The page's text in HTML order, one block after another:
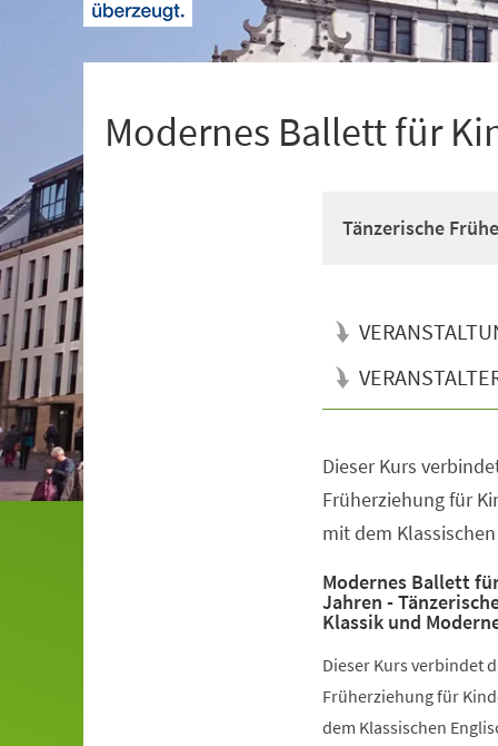
Modernes Ballett für
Tänzerische
Dieser Kurs
Früherziehung für
mit dem
Modernes Ballett
Jahren -
Klassik und
Dieser Kurs verbindet
Früherziehung für
dem Klassischen